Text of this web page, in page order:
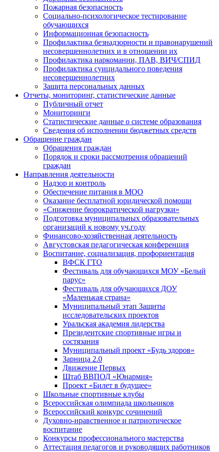
Пожарная безопасность
Социально-психологическое тестирование
обучающихся
Информационная безопасность
Профилактика безнадзорности и правонарушений
несовершеннолетних и в отношении их
Профилактика наркомании, ПАВ, ВИЧ/СПИД
Профилактика суицидального поведения
несовершеннолетних
Защита персональных данных
Отчеты, мониторинг, статистические данные
Публичный отчет
Мониторинги
Статистические данные о системе образования
Сведения об исполнении бюджетных средств
Обращение граждан
Обращения граждан
Порядок и сроки рассмотрения обращений
граждан
Направления деятельности
Надзор и контроль
Обеспечение питания в МОО
Оказание бесплатной юридической помощи
«Снижение бюрократической нагрузки»
Подготовка муниципальных образовательных
организаций к новому уч.году
Финансово-хозяйственная деятельность
Августовская педагогическая конференция
Воспитание, социализация, профориентация
ВФСК ГТО
Фестиваль для обучающихся МОУ «Белый
парус»
Фестиваль для обучающихся ДОУ
«Маленькая страна»
Муниципальный этап Защиты
исследовательских проектов
Уральская академия лидерства
Президентские спортивные игры и
состязания
Муниципальный проект «Будь здоров»
Зарница 2.0
Движение Первых
Штаб ВВПОД «Юнармия»
Проект «Билет в будущее»
Школьные спортивные клубы
Всероссийская олимпиада школьников
Всероссийский конкурс сочинений
Духовно-нравственное и патриотическое
воспитание
Конкурсы профессионального мастерства
Аттестация педагогов и руководящих работников